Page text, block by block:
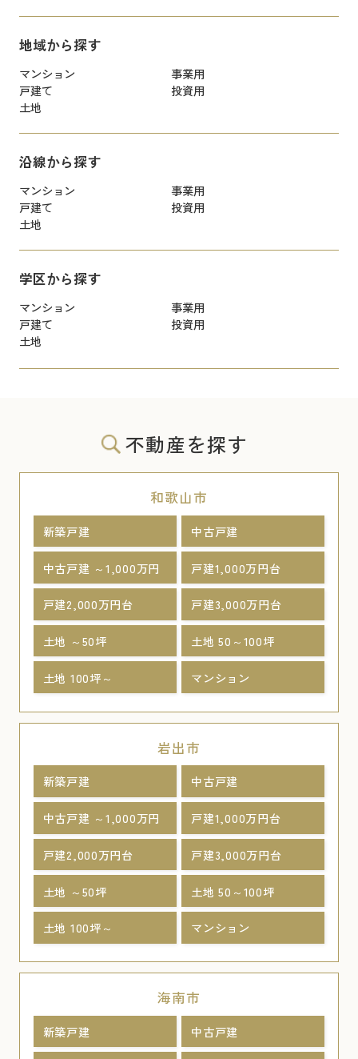
地域から探す
マンション
事業用
戸建て
投資用
土地
沿線から探す
マンション
事業用
戸建て
投資用
土地
学区から探す
マンション
事業用
戸建て
投資用
土地
不動産を探す
和歌山市
新築戸建 中古戸建
中古戸建 ～1,000万円 戸建1,000万円台
戸建2,000万円台 戸建3,000万円台
土地 ～50坪 土地 50～100坪
土地 100坪～ マンション
岩出市
新築戸建 中古戸建
中古戸建 ～1,000万円 戸建1,000万円台
戸建2,000万円台 戸建3,000万円台
土地 ～50坪 土地 50～100坪
土地 100坪～ マンション
海南市
新築戸建 中古戸建